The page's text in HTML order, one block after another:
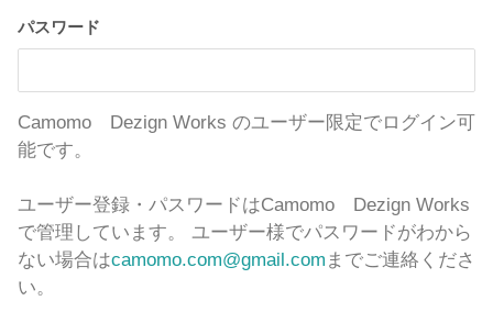
パスワード
Camomo Dezign Works のユーザー限定でログイン可
能です。
ユーザー登録・パスワードはCamomo Dezign Works
で管理しています。 ユーザー様でパスワードがわから
ない場合はcamomo.com@gmail.com までご連絡くださ
い。